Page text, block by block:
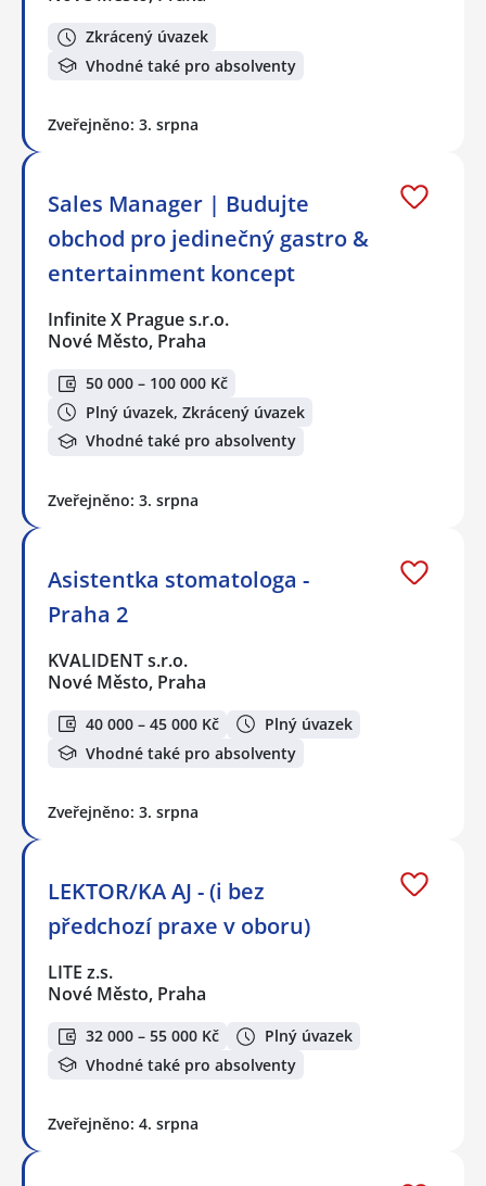
Zkrácený úvazek
Vhodné také pro absolventy
Zveřejněno: 3. srpna
Sales Manager | Budujte
obchod pro jedinečný gastro &
entertainment koncept
Infinite X Prague s.r.o.
Nové Město, Praha
50 000 – 100 000 Kč
Plný úvazek, Zkrácený úvazek
Vhodné také pro absolventy
Zveřejněno: 3. srpna
Asistentka stomatologa -
Praha 2
KVALIDENT s.r.o.
Nové Město, Praha
40 000 – 45 000 Kč
Plný úvazek
Vhodné také pro absolventy
Zveřejněno: 3. srpna
LEKTOR/KA AJ - (i bez
předchozí praxe v oboru)
LITE z.s.
Nové Město, Praha
32 000 – 55 000 Kč
Plný úvazek
Vhodné také pro absolventy
Zveřejněno: 4. srpna